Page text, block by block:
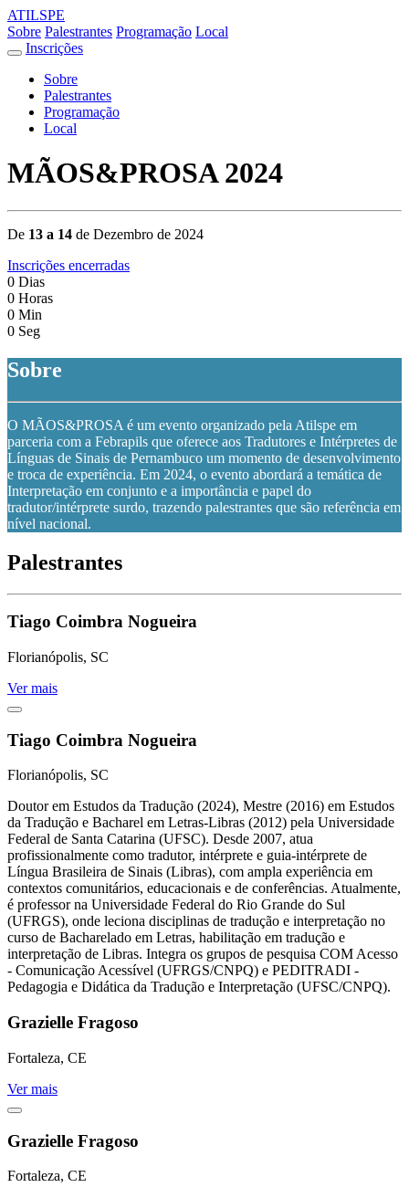
ATILSPE
Sobre Palestrantes Programação Local
Inscrições
Sobre
Palestrantes
Programação
Local
MÃOS&PROSA 2024
De 13 a 14 de Dezembro de 2024
Inscrições encerradas
0 Dias
0 Horas
0 Min
0 Seg
Sobre
O MÃOS&PROSA é um evento organizado pela Atilspe em
parceria com a Febrapils que oferece aos Tradutores e Intérpretes de
Línguas de Sinais de Pernambuco um momento de desenvolvimento
e troca de experiência. Em 2024, o evento abordará a temática de
Interpretação em conjunto e a importância e papel do
tradutor/intérprete surdo, trazendo palestrantes que são referência em
nível nacional.
Palestrantes
Tiago Coimbra Nogueira
Florianópolis, SC
Ver mais
Tiago Coimbra Nogueira
Florianópolis, SC
Doutor em Estudos da Tradução (2024), Mestre (2016) em Estudos
da Tradução e Bacharel em Letras-Libras (2012) pela Universidade
Federal de Santa Catarina (UFSC). Desde 2007, atua
profissionalmente como tradutor, intérprete e guia-intérprete de
Língua Brasileira de Sinais (Libras), com ampla experiência em
contextos comunitários, educacionais e de conferências. Atualmente,
é professor na Universidade Federal do Rio Grande do Sul
(UFRGS), onde leciona disciplinas de tradução e interpretação no
curso de Bacharelado em Letras, habilitação em tradução e
interpretação de Libras. Integra os grupos de pesquisa COM Acesso
- Comunicação Acessível (UFRGS/CNPQ) e PEDITRADI -
Pedagogia e Didática da Tradução e Interpretação (UFSC/CNPQ).
Grazielle Fragoso
Fortaleza, CE
Ver mais
Grazielle Fragoso
Fortaleza, CE